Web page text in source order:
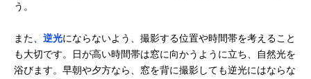
う。
また、 逆光にならないよう、撮影する位置や時間帯を考えること
も大切です。日が高い時間帯は窓に向かうように立ち、自然光を
浴びます。早朝や夕方なら、窓を背に撮影しても逆光にはならな